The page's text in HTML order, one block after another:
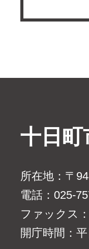
十日町
所在地：〒
電話：025-
ファックス
開庁時間：